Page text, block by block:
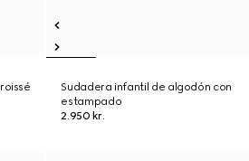
Sudadera infantil de algodón con
estampado
2.950 kr.